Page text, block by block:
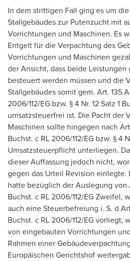
In dem strittigen Fall ging es um
Stallgebäudes zur Putenzucht mit
Vorrichtungen und Maschinen. Es
Entgelt für die Verpachtung des
Vorrichtungen und Maschinen
der Ansicht, dass beide
besteuert werden müssen und die
Stallgebäudes somit gem. Art. 135
2006/112/EG bzw. § 4 Nr. 12 Satz 1
umsatzsteuerfrei ist. Die Pacht der
Maschinen sollte hingegen nach
Buchst. c RL 2006/112/EG bzw. § 4
Umsatzsteuerpflicht unterliegen.
dieser Auffassung jedoch nicht,
gegen das Urteil Revision einlegte.
hatte bezüglich der Auslegung von
Buchst. c RL 2006/112/EG Zweifel,
auch eine Steuerbefreiung i. S. d
Buchst. c RL 2006/112/EG vorliegt,
von eingebauten Vorrichtungen
Rahmen einer
Europäischen Gerichtshof